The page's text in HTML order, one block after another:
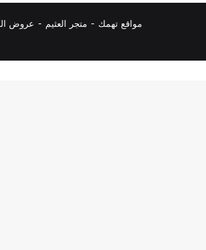
مواقع تهمك - متجر العثيم - عروض